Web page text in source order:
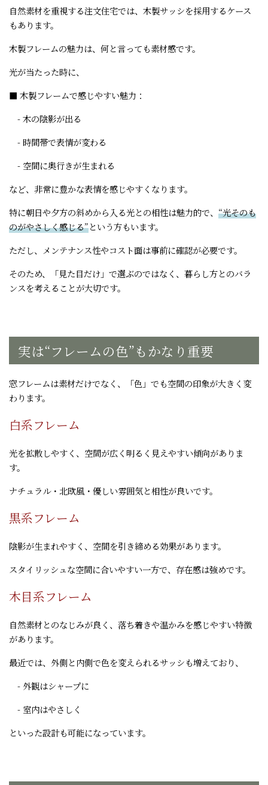
自然素材を重視する注文住宅では、木製サッシを採用するケース
もあります。
木製フレームの魅力は、何と言っても素材感です。
光が当たった時に、
■ 木製フレームで感じやすい魅力：
- 木の陰影が出る
- 時間帯で表情が変わる
- 空間に奥行きが生まれる
など、非常に豊かな表情を感じやすくなります。
特に朝日や夕方の斜めから入る光との相性は魅力的で、 “光そのも
のがやさしく感じる”という方もいます。
ただし、メンテナンス性やコスト面は事前に確認が必要です。
そのため、「見た目だけ」で選ぶのではなく、暮らし方とのバラ
ンスを考えることが大切です。
実は“フレームの色”もかなり重要
窓フレームは素材だけでなく、「色」でも空間の印象が大きく変
わります。
白系フレーム
光を拡散しやすく、空間が広く明るく見えやすい傾向がありま
す。
ナチュラル・北欧風・優しい雰囲気と相性が良いです。
黒系フレーム
陰影が生まれやすく、空間を引き締める効果があります。
スタイリッシュな空間に合いやすい一方で、存在感は強めです。
木目系フレーム
自然素材とのなじみが良く、落ち着きや温かみを感じやすい特徴
があります。
最近では、外側と内側で色を変えられるサッシも増えており、
- 外観はシャープに
- 室内はやさしく
といった設計も可能になっています。